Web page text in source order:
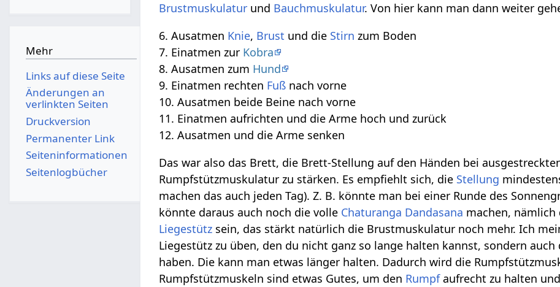
Brustmuskulatur und Bauchmuskulatur. Von hier kann man dann weiter
6. Ausatmen Knie, Brust und die Stirn zum Boden
7. Einatmen zur Kobra
8. Ausatmen zum Hund
9. Einatmen rechten Fuß nach vorne
10. Ausatmen beide Beine nach vorne
11. Einatmen aufrichten und die Arme hoch und zurück
12. Ausatmen und die Arme senken
Das war also das Brett, die Brett-Stellung auf den Händen bei
Rumpfstützmuskulatur zu stärken. Es empfiehlt sich, die Stellung
machen das auch jeden Tag). Z. B. könnte man bei einer Runde des
könnte daraus auch noch die volle Chaturanga Dandasana machen,
Liegestütz sein, das stärkt natürlich die Brustmuskulatur noch mehr. Ich
Liegestütz zu üben, den du nicht ganz so lange halten kannst, sondern
haben. Die kann man etwas länger halten. Dadurch wird die
Rumpfstützmuskeln sind etwas Gutes, um den Rumpfaufrecht zu halten
Mehr
Links auf diese Seite
Änderungen an
verlinkten Seiten
Druckversion
Permanenter Link
Seiten­­informationen
Seitenlogbücher